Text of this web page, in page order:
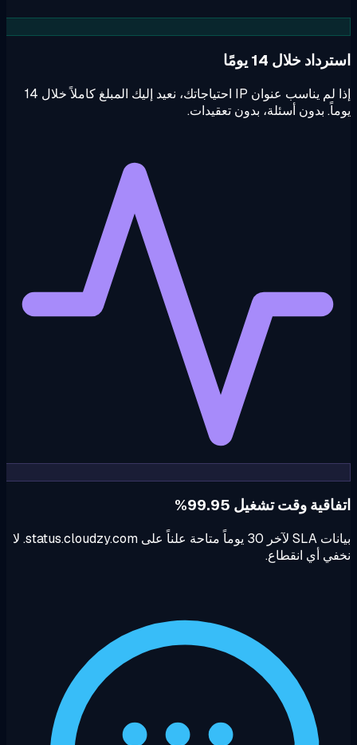
خلال 14 يومًا
إذا لم يناسب عنوان IP احتياجاتك، نعيد إليك المبلغ كاملاً خلال 14
بدون أسئلة، بدون تعقيدات.
وقت تشغيل 99.95%
بيانات SLA لآخر 30 يوماً متاحة علناً على status.cloudzy.com. لا
أي انقطاع.